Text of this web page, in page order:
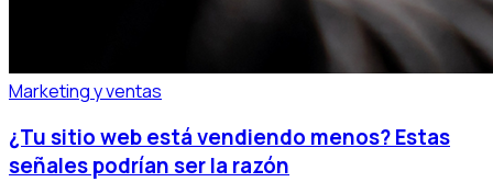
Marketing y ventas
¿Tu sitio web está vendiendo menos? Estas
señales podrían ser la razón